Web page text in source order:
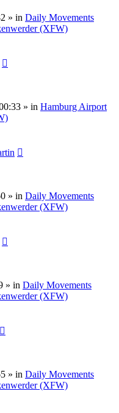
» in Daily Movements
(XFW)
» in Hamburg Airport
» in Daily Movements
(XFW)
» in Daily Movements
(XFW)
» in Daily Movements
(XFW)